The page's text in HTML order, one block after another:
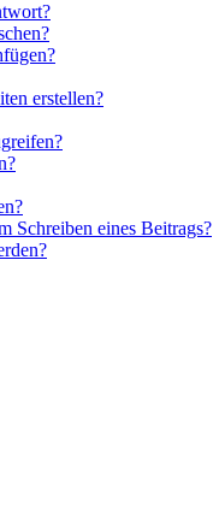
erstellen?
Schreiben eines Beitrags?